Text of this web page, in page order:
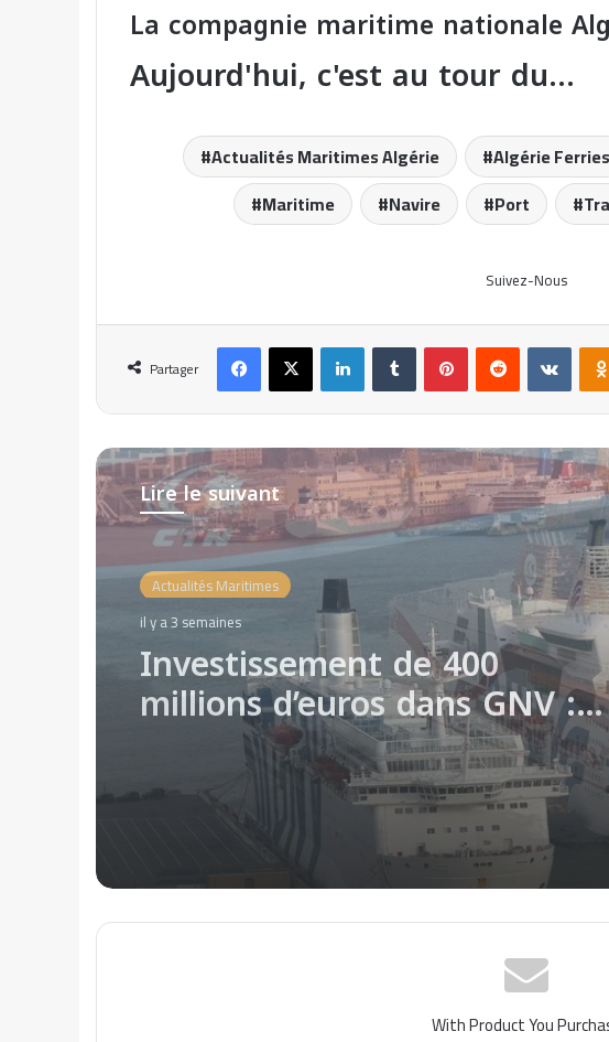
La compagnie maritime nationale
Aujourd'hui, c'est au tour du…
Actualités Maritimes Algérie Algérie Ferries
Maritime
Navire Port
Suivez-Nous
Partager
Lire le suivant
Actualités Maritimes
il y a 3 semaines
La CTN répond à la
polémique sur les vibrations
des cabines
With Product You